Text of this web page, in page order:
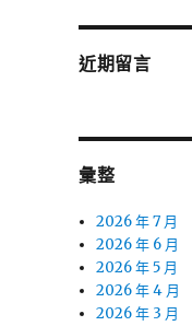
近期留言
彙整
2026 年 7 月
2026 年 6 月
2026 年 5 月
2026 年 4 月
2026 年 3 月